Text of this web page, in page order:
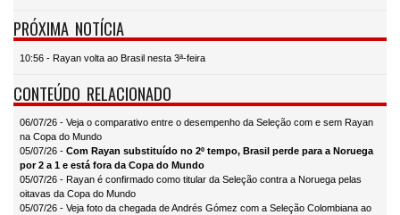
PRÓXIMA NOTÍCIA
10:56 - Rayan volta ao Brasil nesta 3ª-feira
CONTEÚDO RELACIONADO
06/07/26 - Veja o comparativo entre o desempenho da Seleção com e sem Rayan
na Copa do Mundo
05/07/26 - Com Rayan substituído no 2º tempo, Brasil perde para a Noruega
por 2 a 1 e está fora da Copa do Mundo
05/07/26 - Rayan é confirmado como titular da Seleção contra a Noruega pelas
oitavas da Copa do Mundo
05/07/26 - Veja foto da chegada de Andrés Gómez com a Seleção Colombiana ao